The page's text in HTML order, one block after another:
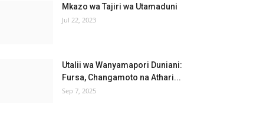
Mkazo wa Tajiri wa Utamaduni
Jul 22, 2023
Utalii wa Wanyamapori Duniani:
Fursa, Changamoto na Athari...
Sep 7, 2025